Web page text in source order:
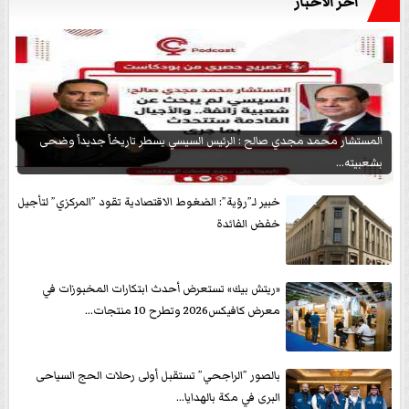
المستشار محمد مجدي صالح : الرئيس السيسي يسطر تاريخاً جديداً وضحى
بشعبيته...
خبير لـ”رؤية”: الضغوط الاقتصادية تقود ”المركزي” لتأجيل
خفض الفائدة
«ريتش بيك» تستعرض أحدث ابتكارات المخبوزات في
معرض كافيكس2026 وتطرح 10 منتجات...
بالصور ”الراجحي” تستقبل أولى رحلات الحج السياحى
البرى في مكة بالهدايا...